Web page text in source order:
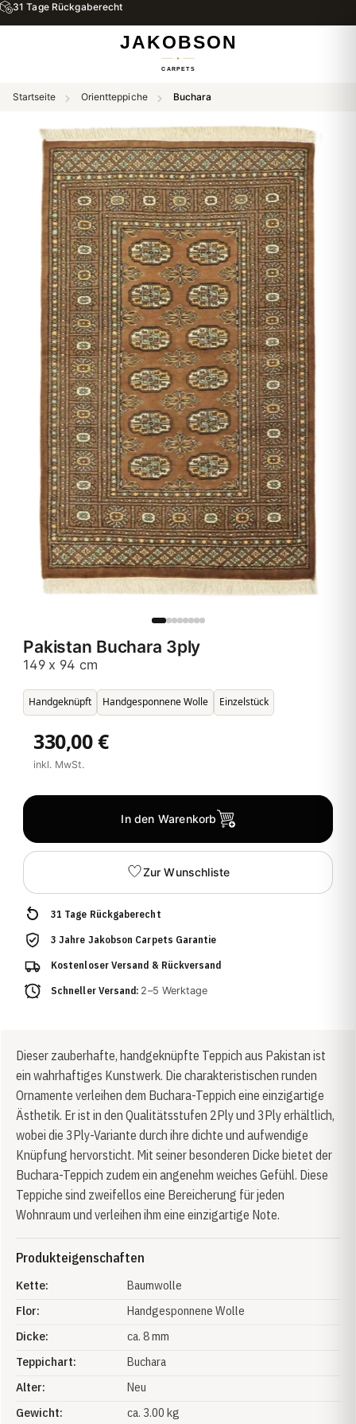
31 Tage Rückgaberecht
Startseite Orientteppiche Buchara
Pakistan Buchara 3ply
149 x 94 cm
Handgeknüpft Handgesponnene Wolle Einzelstück
330,00 €
inkl. MwSt.
In den Warenkorb
Zur Wunschliste
31 Tage Rückgaberecht
3 Jahre Jakobson Carpets Garantie
Kostenloser Versand & Rückversand
Schneller Versand: 2–5 Werktage
Dieser zauberhafte, handgeknüpfte Teppich aus Pakistan ist
ein wahrhaftiges Kunstwerk. Die charakteristischen runden
Ornamente verleihen dem Buchara-Teppich eine einzigartige
Ästhetik. Er ist in den Qualitätsstufen 2Ply und 3Ply erhältlich,
wobei die 3Ply-Variante durch ihre dichte und aufwendige
Knüpfung hervorsticht. Mit seiner besonderen Dicke bietet der
Buchara-Teppich zudem ein angenehm weiches Gefühl. Diese
Teppiche sind zweifellos eine Bereicherung für jeden
Wohnraum und verleihen ihm eine einzigartige Note.
Produkteigenschaften
Kette:
Baumwolle
Flor:
Handgesponnene Wolle
Dicke:
ca. 8 mm
Teppichart:
Buchara
Alter:
Neu
Gewicht:
ca. 3.00 kg